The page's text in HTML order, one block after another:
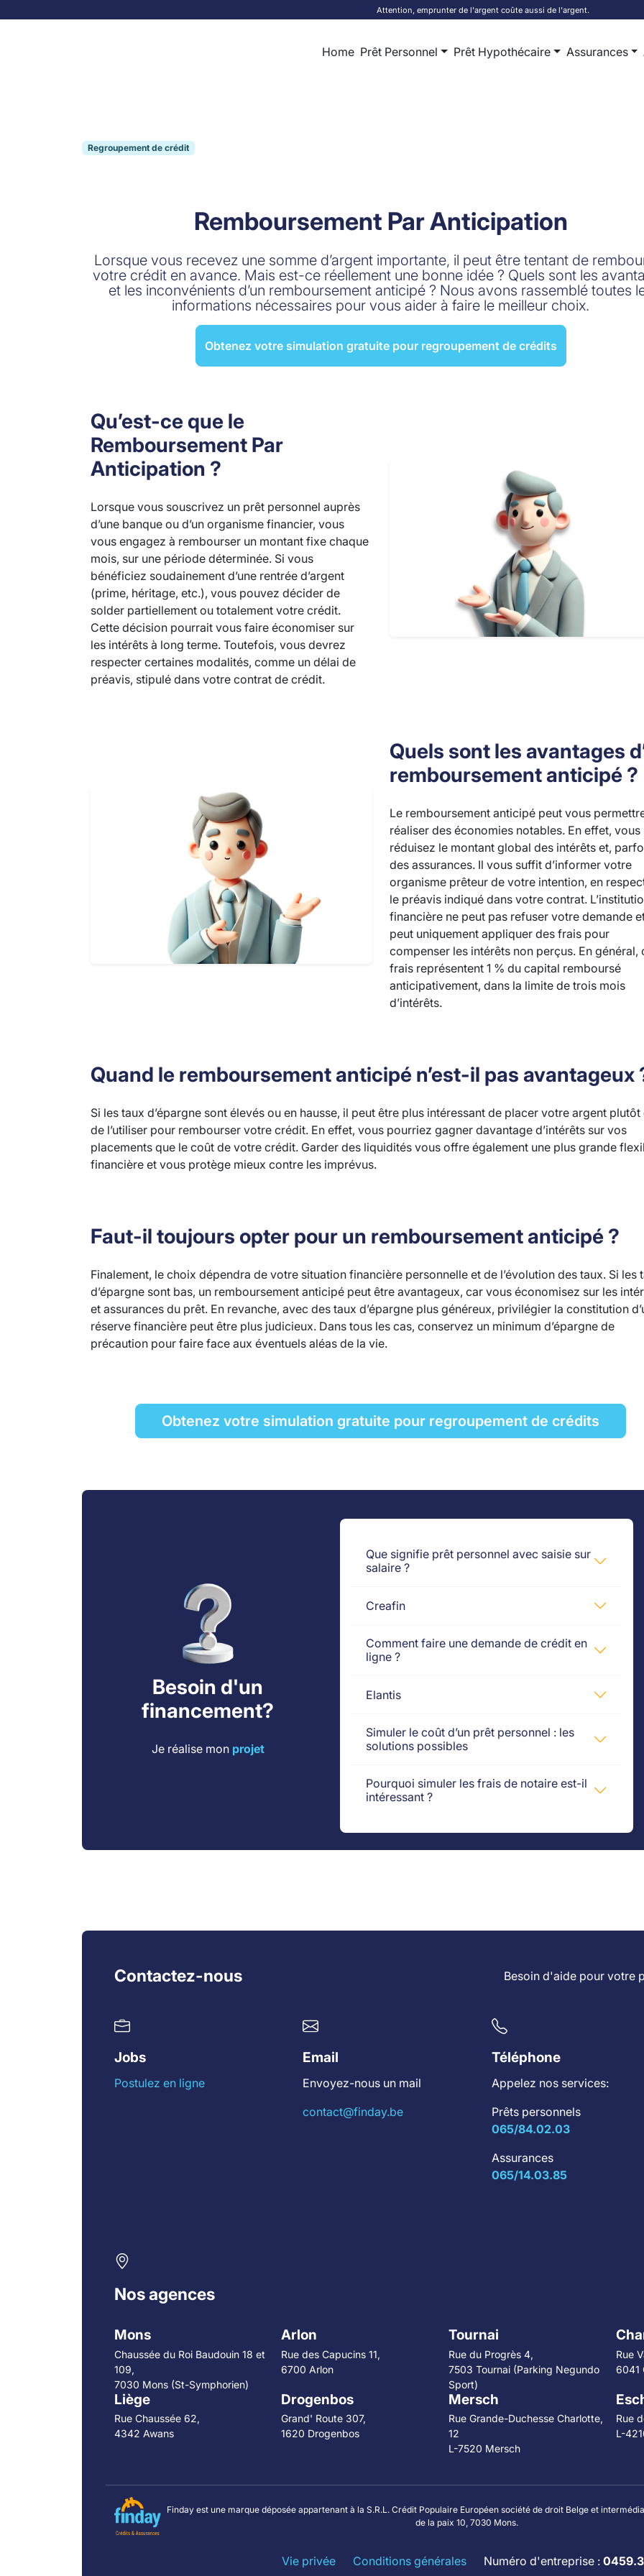
Attention, emprunter de l'argent coûte aussi de l'argent.
Home Prêt Personnel Prêt Hypothécaire Assurances
Regroupement de crédit
Remboursement Par Anticipation
Lorsque vous recevez une somme d’argent importante, il peut être tentant de
votre crédit en avance. Mais est-ce réellement une bonne idée ? Quels sont les
et les inconvénients d’un remboursement anticipé ? Nous avons rassemblé toutes
informations nécessaires pour vous aider à faire le meilleur choix.
Obtenez votre simulation gratuite pour regroupement de crédits
Qu’est-ce que le
Remboursement Par
Anticipation ?
Lorsque vous souscrivez un prêt personnel auprès
d’une banque ou d’un organisme financier, vous
vous engagez à rembourser un montant fixe chaque
mois, sur une période déterminée. Si vous
bénéficiez soudainement d’une rentrée d’argent
(prime, héritage, etc.), vous pouvez décider de
solder partiellement ou totalement votre crédit.
Cette décision pourrait vous faire économiser sur
les intérêts à long terme. Toutefois, vous devrez
respecter certaines modalités, comme un délai de
préavis, stipulé dans votre contrat de crédit.
Quels sont les avantages
remboursement anticipé ?
Le remboursement anticipé peut vous
réaliser des économies notables. En effet, vous
réduisez le montant global des intérêts et,
des assurances. Il vous suffit d’informer votre
organisme prêteur de votre intention, en
le préavis indiqué dans votre contrat.
financière ne peut pas refuser votre demande
peut uniquement appliquer des frais pour
compenser les intérêts non perçus. En général,
frais représentent 1 % du capital remboursé
anticipativement, dans la limite de trois mois
d’intérêts.
Quand le remboursement anticipé n’est-il pas avantageux
Si les taux d’épargne sont élevés ou en hausse, il peut être plus intéressant de placer votre argent plutôt
de l’utiliser pour rembourser votre crédit. En effet, vous pourriez gagner davantage d’intérêts sur vos
placements que le coût de votre crédit. Garder des liquidités vous offre également une plus grande
financière et vous protège mieux contre les imprévus.
Faut-il toujours opter pour un remboursement anticipé ?
Finalement, le choix dépendra de votre situation financière personnelle et de l’évolution des taux. Si les
d’épargne sont bas, un remboursement anticipé peut être avantageux, car vous économisez sur les
et assurances du prêt. En revanche, avec des taux d’épargne plus généreux, privilégier la constitution
réserve financière peut être plus judicieux. Dans tous les cas, conservez un minimum d’épargne de
précaution pour faire face aux éventuels aléas de la vie.
Obtenez votre simulation gratuite pour regroupement de crédits
Besoin d'un
financement?
Je réalise mon projet
Que signifie prêt personnel avec saisie sur
salaire ?
Creafin
Comment faire une demande de crédit en
ligne ?
Elantis
Simuler le coût d’un prêt personnel : les
solutions possibles
Pourquoi simuler les frais de notaire est-il
intéressant ?
Contactez-nous Besoin d'aide pour votre
Jobs
Postulez en ligne
Email
Envoyez-nous un mail
contact@finday.be
Téléphone
Appelez nos services:
Prêts personnels
065/84.02.03
Assurances
065/14.03.85
Nos agences
Mons
Chaussée du Roi Baudouin 18 et
109,
7030 Mons (St-Symphorien)
Arlon
Rue des Capucins 11,
6700 Arlon
Tournai
Rue du Progrès 4,
7503 Tournai (Parking Negundo
Sport)
Rue
6041
Liège
Rue Chaussée 62,
4342 Awans
Drogenbos
Grand' Route 307,
1620 Drogenbos
Mersch
Rue Grande-Duchesse Charlotte,
12
L-7520 Mersch
Rue
L-
Finday est une marque déposée appartenant à la S.R.L. Crédit Populaire Européen société de droit Belge et
de la paix 10, 7030 Mons.
Vie privée Conditions générales Numéro d'entreprise :